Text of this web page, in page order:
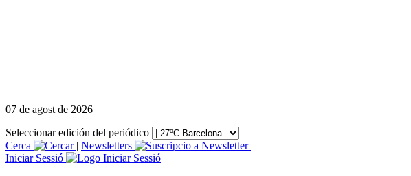
07 de agost de 2026
Seleccionar edición del periódico
Cerca
| Newsletters
|
Iniciar Sessió